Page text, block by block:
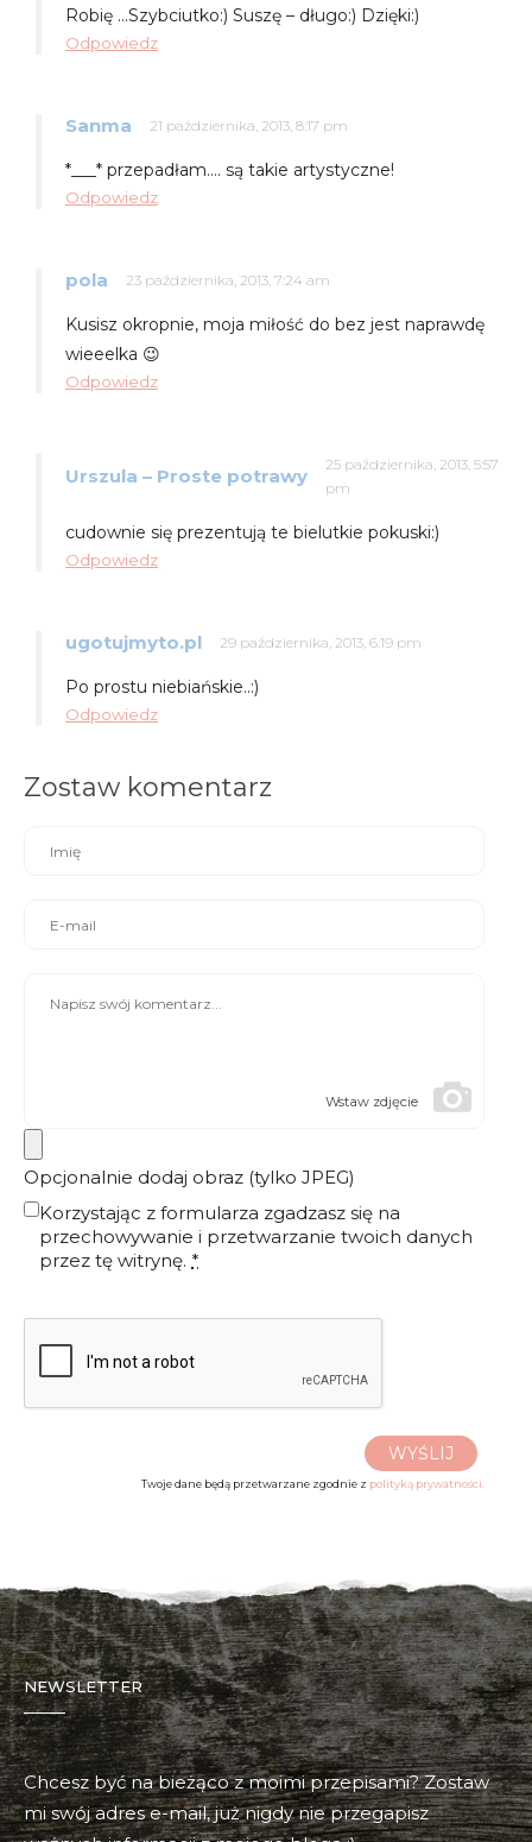
Robię …Szybciutko:) Suszę – długo:) Dzięki:)
Odpowiedz
Sanma 21 października, 2013, 8:17 pm
*___* przepadłam…. są takie artystyczne!
Odpowiedz
pola 23 października, 2013, 7:24 am
Kusisz okropnie, moja miłość do bez jest naprawdę
wieeelka 😉
Odpowiedz
Urszula – Proste potrawy
25 października, 2013, 5:57
pm
cudownie się prezentują te bielutkie pokuski:)
Odpowiedz
ugotujmyto.pl 29 października, 2013, 6:19 pm
Po prostu niebiańskie..:)
Odpowiedz
Zostaw komentarz
Wstaw zdjęcie
Opcjonalnie dodaj obraz (tylko JPEG)
Korzystając z formularza zgadzasz się na
przechowywanie i przetwarzanie twoich danych
przez tę witrynę. *
WYŚLIJ
Twoje dane będą przetwarzane zgodnie z polityką prywatności.
NEWSLETTER
Chcesz być na bieżąco z moimi przepisami? Zostaw
mi swój adres e-mail, już nigdy nie przegapisz